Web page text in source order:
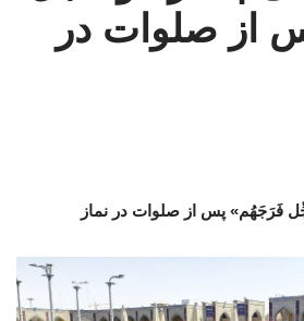
از صلوات در
فَرَجَهُم» پس از صلوات در نماز